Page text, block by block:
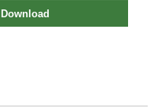
Download